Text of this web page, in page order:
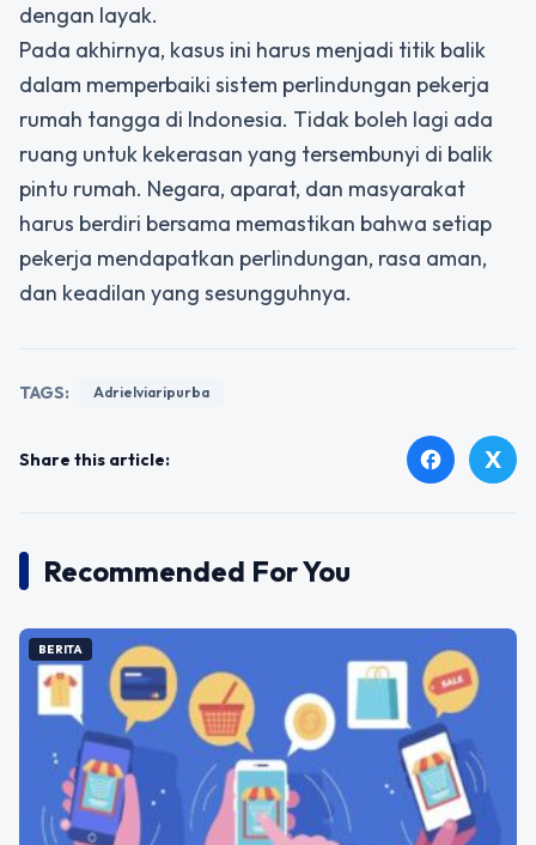
dengan layak.
Pada akhirnya, kasus ini harus menjadi titik balik
dalam memperbaiki sistem perlindungan pekerja
rumah tangga di Indonesia. Tidak boleh lagi ada
ruang untuk kekerasan yang tersembunyi di balik
pintu rumah. Negara, aparat, dan masyarakat
harus berdiri bersama memastikan bahwa setiap
pekerja mendapatkan perlindungan, rasa aman,
dan keadilan yang sesungguhnya.
TAGS: Adrielviaripurba
Share this article: facebook X
Recommended For You
BERITA